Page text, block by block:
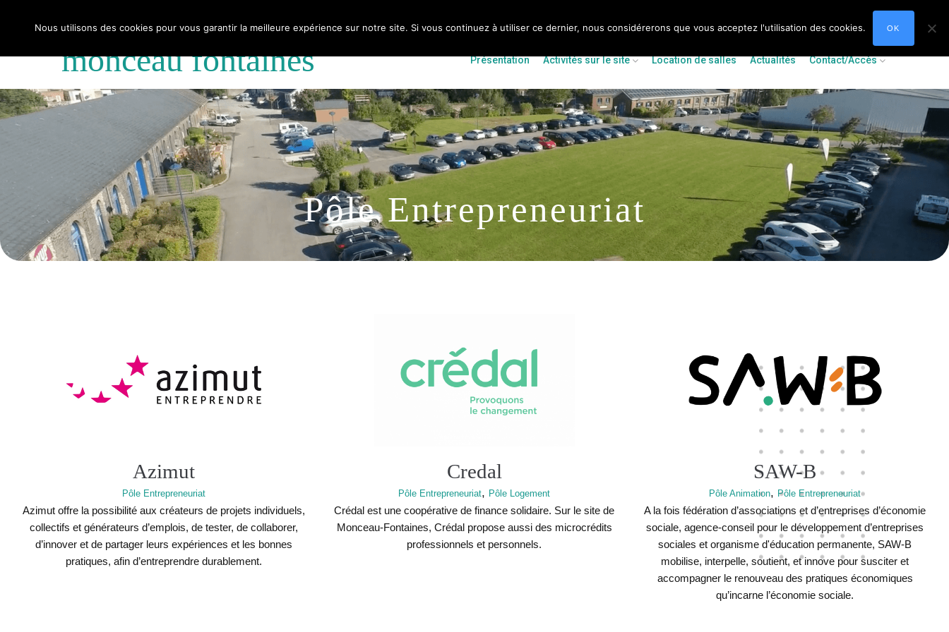
monceau fontaines Présentation Activités sur le site Location de salles Actualités Contact/Accès
Pôle Entrepreneuriat
Azimut
Pôle Entrepreneuriat
Azimut offre la possibilité aux créateurs de projets individuels,
collectifs et générateurs d’emplois, de tester, de collaborer,
d’innover et de partager leurs expériences et les bonnes
pratiques, afin d’entreprendre durablement.
Credal
Pôle Entrepreneuriat, Pôle Logement
Crédal est une coopérative de finance solidaire. Sur le site de
Monceau-Fontaines, Crédal propose aussi des microcrédits
professionnels et personnels.
SAW-B
Pôle Animation, Pôle Entrepreneuriat
A la fois fédération d’associations et d’entreprises d’économie
sociale, agence-conseil pour le développement d’entreprises
sociales et organisme d'éducation permanente, SAW-B
mobilise, interpelle, soutient, et innove pour susciter et
accompagner le renouveau des pratiques économiques
qu’incarne l’économie sociale.
Nous utilisons des cookies pour vous garantir la meilleure expérience sur notre site. Si vous continuez à utiliser ce dernier, nous considérerons que vous acceptez l'utilisation des cookies. OK